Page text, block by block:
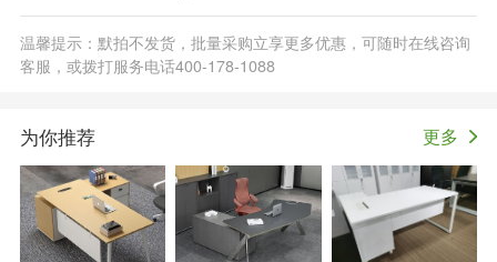
温馨提示：默拍不发货，批量采购立享更多优惠，可随时在线咨询
客服，或拨打服务电话400-178-1088
为你推荐 更多